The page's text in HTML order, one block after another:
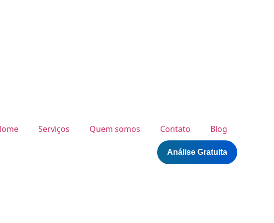
Serviços Quem somos Contato Blog
Análise Gratuita